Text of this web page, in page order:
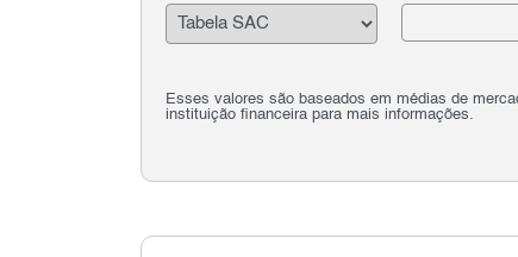
Esses valores são baseados em médias de
instituição financeira para mais informações.